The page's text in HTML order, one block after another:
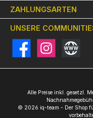
ZAHLUNGSARTEN
UNSERE
FacebookInstagramWebsite
Alle Preise inkl. gesetzl.
© 2026 iq-team - Der Shop